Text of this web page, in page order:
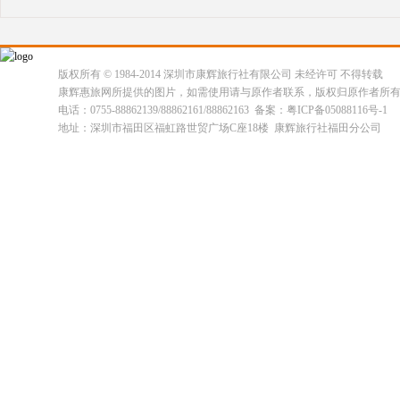
版权所有 © 1984-2014 深圳市康辉旅行社有限公司 未经许可 不得转载
康辉惠旅网所提供的图片，如需使用请与原作者联系，版权归原作者所
电话：0755-88862139/88862161/88862163 备案：粤ICP备05088116号-1
地址：深圳市福田区福虹路世贸广场C座18楼 康辉旅行社福田分公司